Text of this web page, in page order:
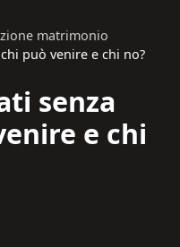
matrimonio
può venire e chi no?
senza
e chi